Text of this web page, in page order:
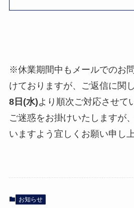
※休業期間中もメールでのお
けておりますが、ご返信に関
8日(水)より順次ご対応させて
ご迷惑をお掛けいたしますが
いますよう宜しくお願い申し
お知らせ